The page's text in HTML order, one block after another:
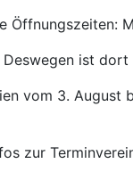
Öffnungszeiten:
ist
vom 3. August
zur